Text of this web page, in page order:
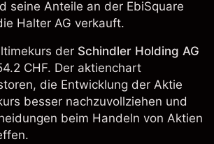
seine Anteile an der EbiSquare
Halter AG verkauft.
der Schindler Holding AG
CHF. Der aktienchart
die Entwicklung der Aktie
besser nachzuvollziehen und
beim Handeln von Aktien